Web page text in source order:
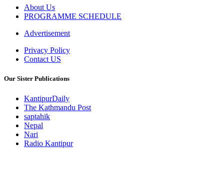
About Us
PROGRAMME SCHEDULE
Advertisement
Privacy Policy
Contact US
Our Sister Publications
KantipurDaily
The Kathmandu Post
saptahik
Nepal
Nari
Radio Kantipur